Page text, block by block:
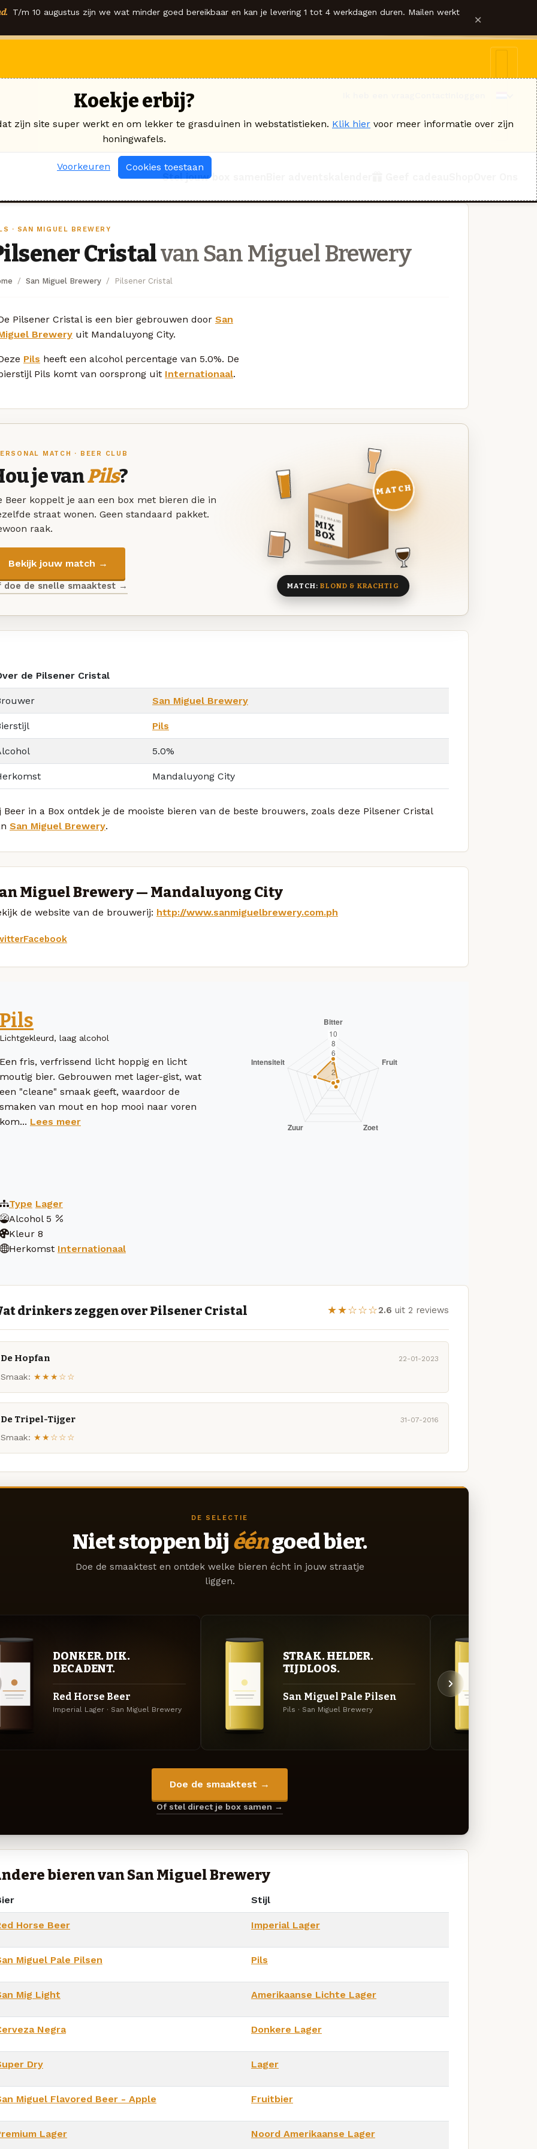
T/m 10 augustus zijn we wat minder goed bereikbaar en kan je levering 1 tot 4 werkdagen duren. Mailen werkt ×
Stel jouw box samen
· SAN MIGUEL BREWERY
Cristalvan San Miguel Brewery
San Miguel Brewery Pilsener Cristal
Pilsener Cristal is een bier gebrouwen door San
Brewery uit Mandaluyong City.
Pils heeft een alcohol percentage van 5.0%. De
Pils komt van oorsprong uit Internationaal.
MATCH · BEER CLUB
je vanPils?
Beer koppelt je aan een box met bieren die in
straat wonen. Geen standaard pakket.
raak.
Bekijk jouw match →
doe de snelle smaaktest →
DEZE MAAND
MIX
BOX
8 BIEREN
MATCH
MATCH:BLOND & KRACHTIG
de Pilsener Cristal
San Miguel Brewery
Pils
5.0%
Mandaluyong City
Beer in a Box ontdek je de mooiste bieren van de beste brouwers, zoals deze Pilsener Cristal
San Miguel Brewery.
Miguel Brewery — Mandaluyong City
de website van de brouwerij: http://www.sanmiguelbrewery.com.ph
Facebook
Pils
Lichtgekleurd, laag alcohol
Een fris, verfrissend licht hoppig en licht
moutig bier. Gebrouwen met lager-gist, wat
een "cleane" smaak geeft, waardoor de
smaken van mout en hop mooi naar voren
kom... Lees meer
Type Lager
Alcohol 5
Kleur 8
Herkomst Internationaal
drinkers zeggen over Pilsener Cristal ★★☆☆☆2.6 uit 2 reviews
De Hopfan 22-01-2023
Smaak: ★★★☆☆
De Tripel-Tijger 31-07-2016
Smaak: ★★☆☆☆
DE SELECTIE
Niet stoppen bij ééngoed bier.
Doe de smaaktest en ontdek welke bieren écht in jouw straatje
liggen.
DONKER. DIK.
DECADENT.
Red Horse Beer
Imperial Lager · San Miguel Brewery
STRAK. HELDER.
TIJDLOOS.
San Miguel Pale Pilsen
Pils · San Miguel Brewery
Doe de smaaktest →
Of stel direct je box samen →
bieren van San Miguel Brewery
Stijl
Horse Beer Imperial Lager
Miguel Pale Pilsen Pils
Mig Light Amerikaanse Lichte Lager
Negra Donkere Lager
Dry Lager
Miguel Flavored Beer - Apple Fruitbier
Lager Noord Amerikaanse Lager
Koekje erbij?
zijn site super werkt en om lekker te grasduinen in webstatistieken. Klik hier voor meer informatie over zijn
honingwafels.
Voorkeuren Cookies toestaan